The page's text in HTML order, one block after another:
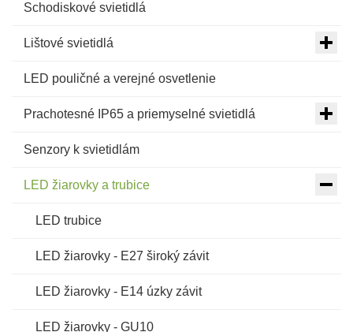
Schodiskové svietidlá
Lištové svietidlá
LED pouličné a verejné osvetlenie
Prachotesné IP65 a priemyselné svietidlá
Senzory k svietidlám
LED žiarovky a trubice
LED trubice
LED žiarovky - E27 široký závit
LED žiarovky - E14 úzky závit
LED žiarovky - GU10